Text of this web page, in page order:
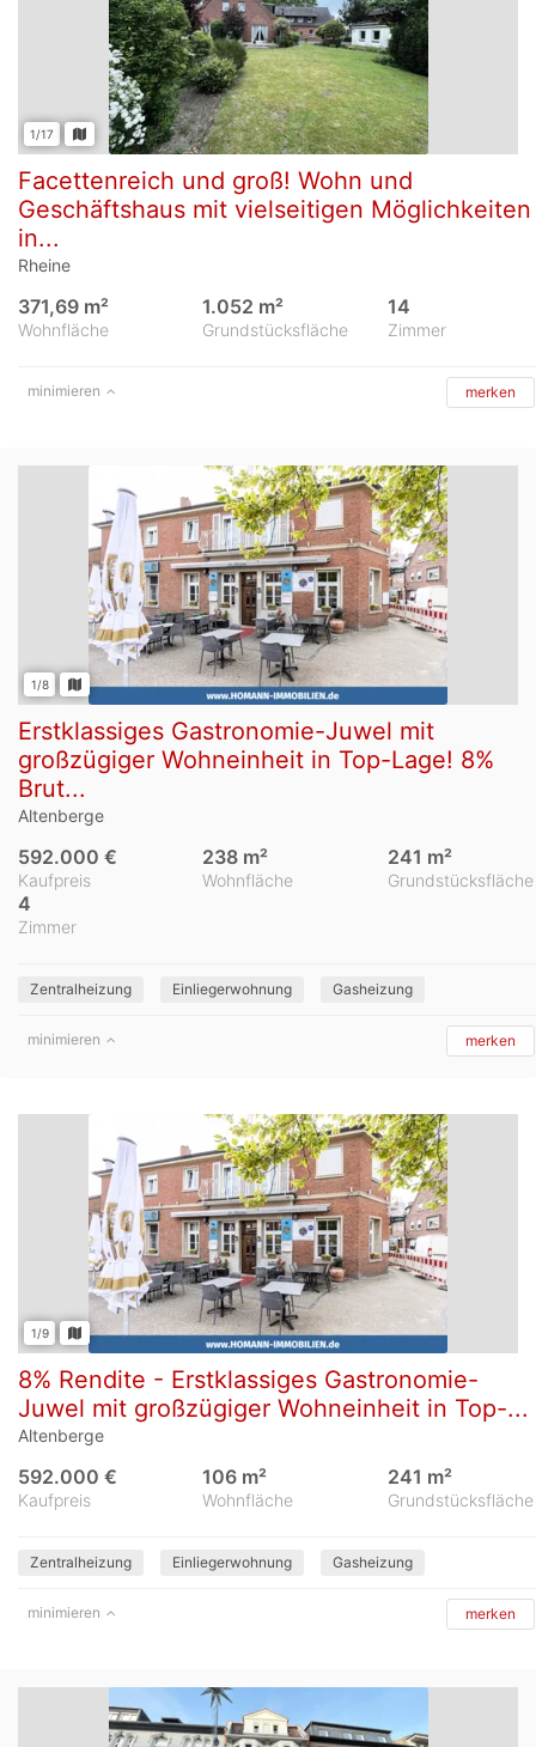
1/17
Facettenreich und groß! Wohn und
Geschäftshaus mit vielseitigen Möglichkeiten
in...
Rheine
Wohnfläche
371,69 m²
Grundstücksfläche
1.052 m²
Zimmer
14
minimieren merken
1/8
Erstklassiges Gastronomie-Juwel mit
großzügiger Wohneinheit in Top-Lage! 8%
Brut...
Altenberge
Kaufpreis
592.000 €
Wohnfläche
238 m²
Grundstücksfläche
241 m²
Zimmer
4
Zentralheizung Einliegerwohnung Gasheizung
minimieren merken
1/9
8% Rendite - Erstklassiges Gastronomie-
Juwel mit großzügiger Wohneinheit in Top-...
Altenberge
Kaufpreis
592.000 €
Wohnfläche
106 m²
Grundstücksfläche
241 m²
Zentralheizung Einliegerwohnung Gasheizung
minimieren merken